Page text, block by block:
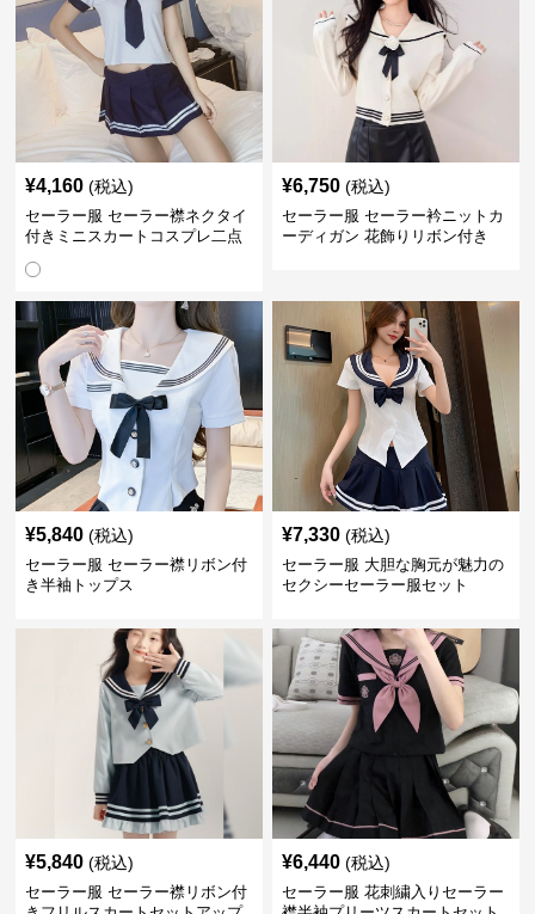
¥4,160 (税込)
セーラー服 セーラー襟ネクタイ
付きミニスカートコスプレ二点
¥6,750 (税込)
セーラー服 セーラー衿ニットカ
ーディガン 花飾りリボン付き
¥5,840 (税込)
セーラー服 セーラー襟リボン付
き半袖トップス
¥7,330 (税込)
セーラー服 大胆な胸元が魅力の
セクシーセーラー服セット
¥5,840 (税込)
セーラー服 セーラー襟リボン付
¥6,440 (税込)
セーラー服 花刺繍入りセーラー